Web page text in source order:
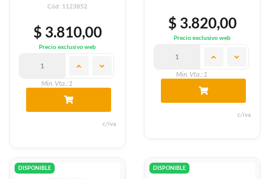
Cód: 1123852
$ 3.810,00
Precio exclusivo web
Min. Vta.: 1
c/iva
$ 3.820,00
Precio exclusivo web
Min. Vta.: 1
c/iva
DISPONIBLE DISPONIBLE